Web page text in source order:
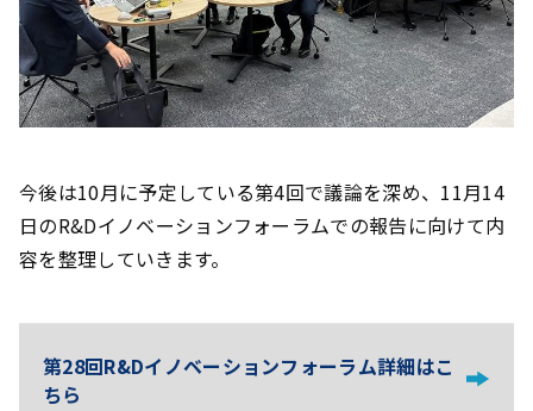
今後は10月に予定している第4回で議論を深め、11月14
日のR&Dイノベーションフォーラムでの報告に向けて内
容を整理していきます。
第28回R&Dイノベーションフォーラム詳細はこ
ちら